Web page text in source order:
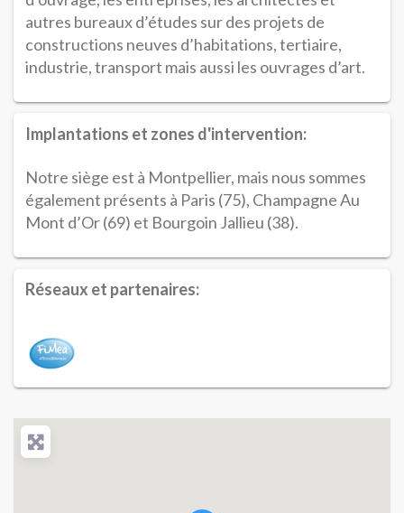
autres bureaux d’études sur des projets de
constructions neuves d’habitations, tertiaire,
industrie, transport mais aussi les ouvrages d’art.
Implantations et zones d'intervention:
Notre siège est à Montpellier, mais nous sommes
également présents à Paris (75), Champagne Au
Mont d’Or (69) et Bourgoin Jallieu (38).
Réseaux et partenaires: